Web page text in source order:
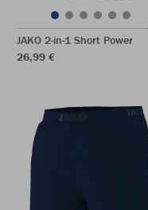
JAKO 2-in-1 Short Power
26,99 €